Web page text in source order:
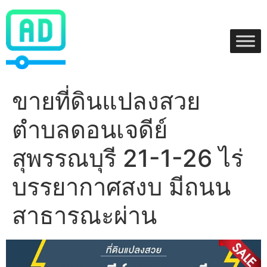
Skip
content
ขายที่ดินแปลงสวย
ตำบลดอนเจดีย์
สุพรรณบุรี 21-1-26 ไร่
บรรยากาศสงบ มีถนน
สาธารณะผ่าน